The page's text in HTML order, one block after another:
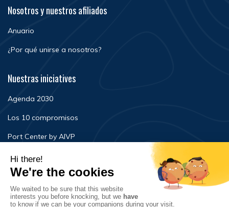
Nosotros y nuestros afiliados
Anuario
¿Por qué unirse a nosotros?
Nuestras iniciatives
Agenda 2030
Los 10 compromisos
Port Center by AIVP
Noticias
Eventos